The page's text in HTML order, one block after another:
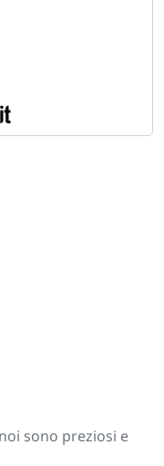
sono preziosi e